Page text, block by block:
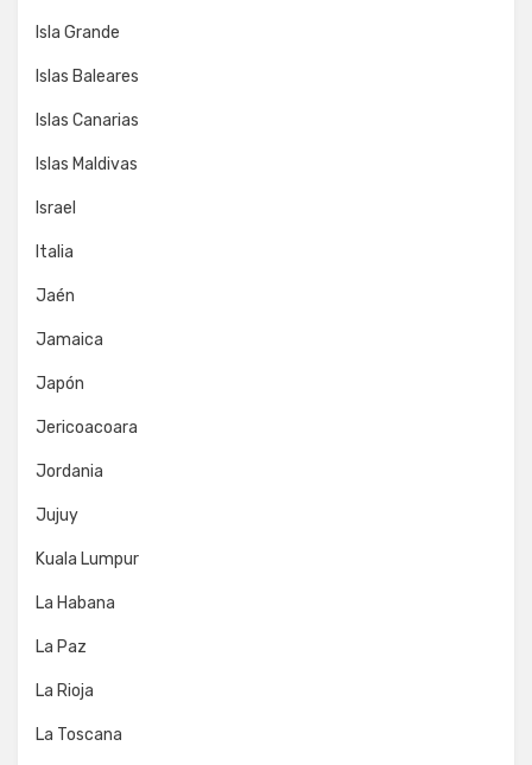
Isla Grande
Islas Baleares
Islas Canarias
Islas Maldivas
Israel
Italia
Jaén
Jamaica
Japón
Jericoacoara
Jordania
Jujuy
Kuala Lumpur
La Habana
La Paz
La Rioja
La Toscana